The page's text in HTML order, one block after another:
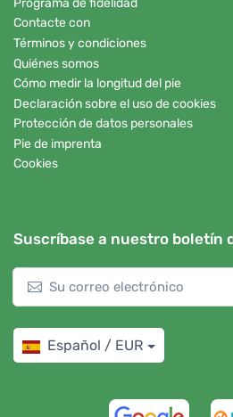
Contacte con
Términos y condiciones
Quiénes somos
Cómo medir la longitud del pie
Declaración sobre el uso de cookies
Protección de datos personales
Pie de imprenta
Cookies
Suscríbase a nuestro boletín
Español / EUR